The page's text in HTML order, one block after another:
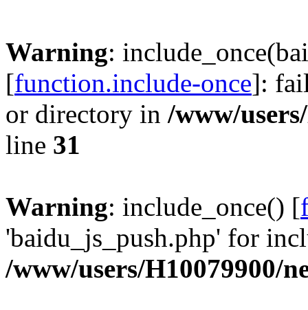
Warning:
[function.include-once]:
or directory in /www/
line 31
Warning: include_once() [
'baidu_js_push.php' for
/www/users/H10079900/